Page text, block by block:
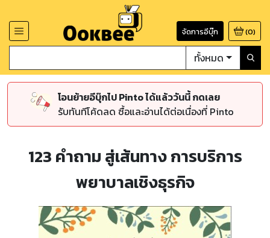
จัดการอีบุ๊ก (0)
ทั้งหมด
โอนย้ายอีบุ๊กไป Pinto ได้แล้ววันนี้ กดเลย
รับทันทีโค้ดลด ซื้อและอ่านได้ต่อเนื่องที่ Pinto
123 คำถาม สู่เส้นทาง การบริการ
พยาบาลเชิงธุรกิจ